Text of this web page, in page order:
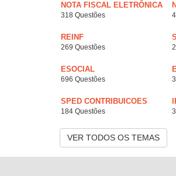
NOTA FISCAL ELETRÔNICA
318 Questões
REINF
269 Questões
ESOCIAL
696 Questões
SPED CONTRIBUICOES
184 Questões
VER TODOS OS TEMAS